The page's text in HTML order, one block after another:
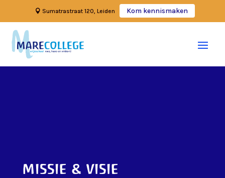
Sumatrastraat 120, Leiden Kom kennismaken
missie & visie